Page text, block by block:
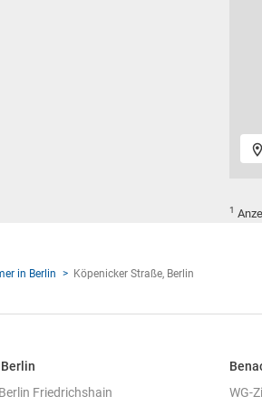
1
in Berlin Köpenicker Straße, Berlin
Friedrichshain
WG-